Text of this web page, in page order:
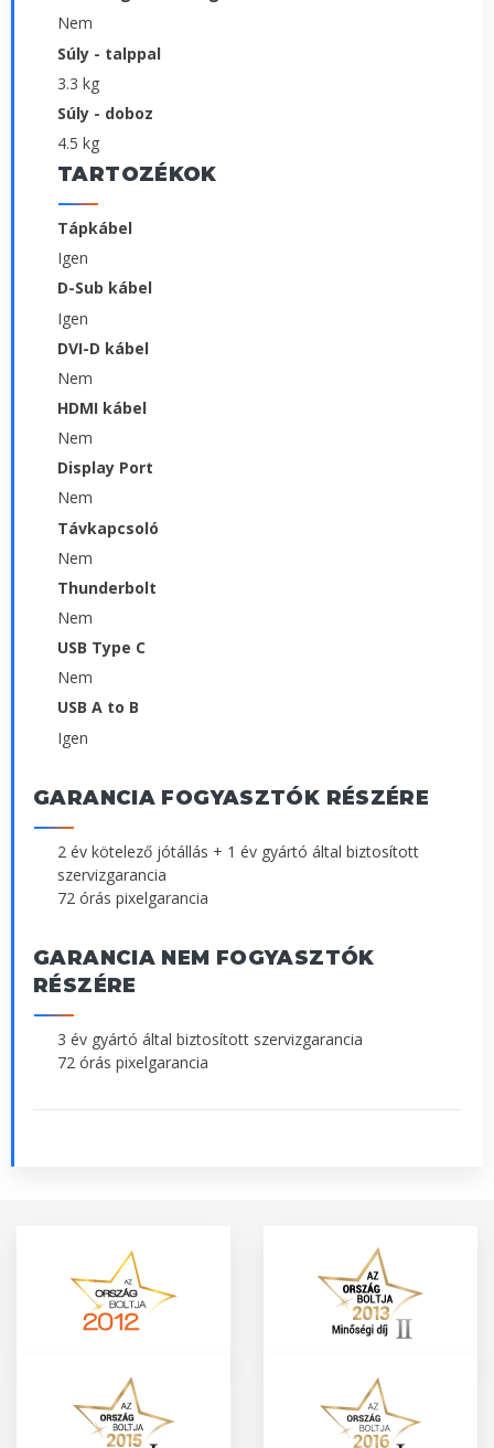
Nem
Súly - talppal
3.3 kg
Súly - doboz
4.5 kg
TARTOZÉKOK
Tápkábel
Igen
D-Sub kábel
Igen
DVI-D kábel
Nem
HDMI kábel
Nem
Display Port
Nem
Távkapcsoló
Nem
Thunderbolt
Nem
USB Type C
Nem
USB A to B
Igen
GARANCIA FOGYASZTÓK RÉSZÉRE
2 év kötelező jótállás + 1 év gyártó által biztosított
szervizgarancia
72 órás pixelgarancia
GARANCIA NEM FOGYASZTÓK
RÉSZÉRE
3 év gyártó által biztosított szervizgarancia
72 órás pixelgarancia